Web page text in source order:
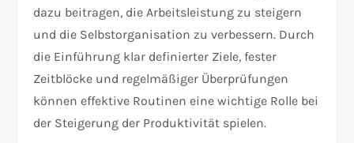
dazu beitragen, die Arbeitsleistung zu steigern
und die Selbstorganisation zu verbessern. Durch
die Einführung klar definierter Ziele, fester
Zeitblöcke und regelmäßiger Überprüfungen
können effektive Routinen eine wichtige Rolle bei
der Steigerung der Produktivität spielen.